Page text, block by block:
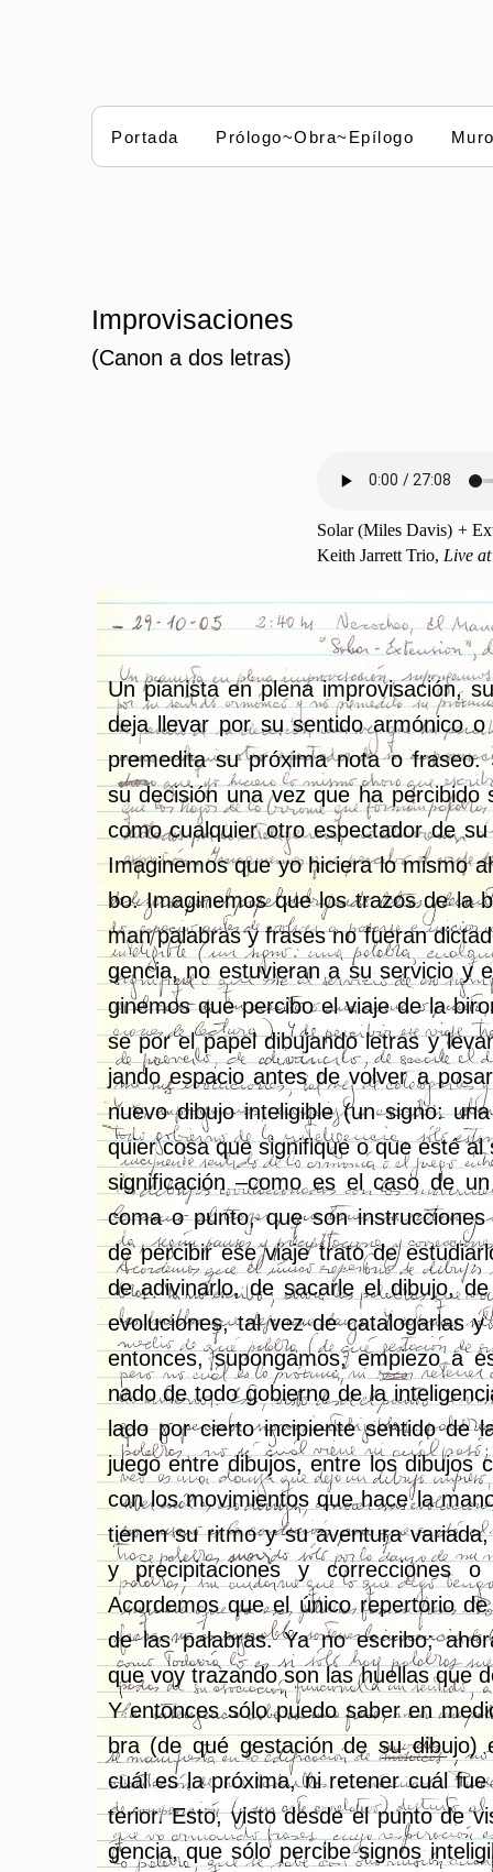
Portada Prólogo~Obra~Epílogo
Improvisaciones
(Canon a dos letras)
Solar (Miles Davis) +
Keith Ja­rrett Trio, Live
Un pia­nis­ta en plena im­pro­vi­sa­ción,
deja lle­var por su sen­ti­do ar­mó­ni­co
pre­me­di­ta su pró­xi­ma nota o fra­seo.
su de­ci­sión una vez que ha per­ci­bi­do
como cual­quier otro es­pec­ta­dor de su
Ima­gi­ne­mos que yo hi­cie­ra lo mismo
bo. Ima­gi­ne­mos que los tra­zos de la
man pa­la­bras y fra­ses no fue­ran
gen­cia, no es­tu­vie­ran a su ser­vi­cio y
gi­ne­mos que per­ci­bo el viaje de la
se por el papel di­bu­jan­do le­tras y
jan­do es­pa­cio antes de vol­ver a
nuevo di­bu­jo in­te­li­gi­ble (un signo:
quier cosa que sig­ni­fi­que o que esté al
sig­ni­fi­ca­ción –como es el caso de
coma o punto, que son
de per­ci­bir ese viaje trato de
de adi­vi­nar­lo, de sa­car­le el di­bu­jo,
evo­lu­cio­nes, tal vez de ca­ta­lo­gar­las y
en­ton­ces, su­pon­ga­mos, em­pie­zo a
na­do de todo go­bierno de la
la­do por cier­to in­ci­pien­te sen­ti­do de
juego entre di­bu­jos, entre los di­bu­jos
con los mo­vi­mien­tos que hace la
tie­nen su ritmo y su aven­tu­ra
y pre­ci­pi­ta­cio­nes y co­rrec­cio­nes o
Acor­de­mos que el único re­per­to­rio
de las pa­la­bras. Ya no es­cri­bo;
que voy tra­zan­do son las hue­llas que
Y en­ton­ces sólo puedo saber en
bra (de qué ges­ta­ción de su di­bu­jo)
cuál es la pró­xi­ma, ni re­te­ner cuál
te­rior. Esto, visto desde el punto de
gen­cia, que sólo per­ci­be sig­nos